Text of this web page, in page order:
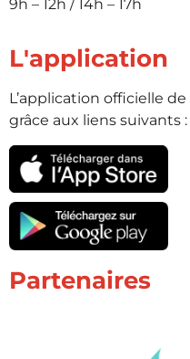
9h – 12h / 14h – 17h
L'application
L’application officielle
grâce aux liens suivants :
Partenaires